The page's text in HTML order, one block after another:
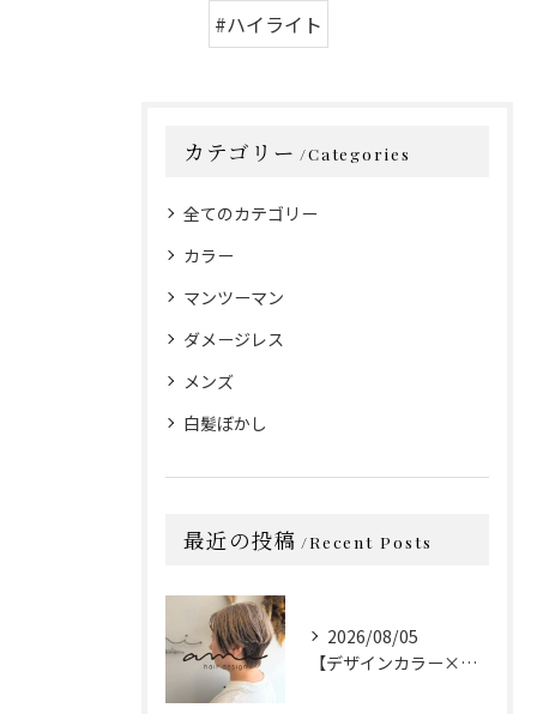
#ハイライト
カテゴリー Categories
全てのカテゴリー
カラー
マンツーマン
ダメージレス
メンズ
白髪ぼかし
最近の投稿 Recent Posts
2026/08/05
【デザインカラー×カット】